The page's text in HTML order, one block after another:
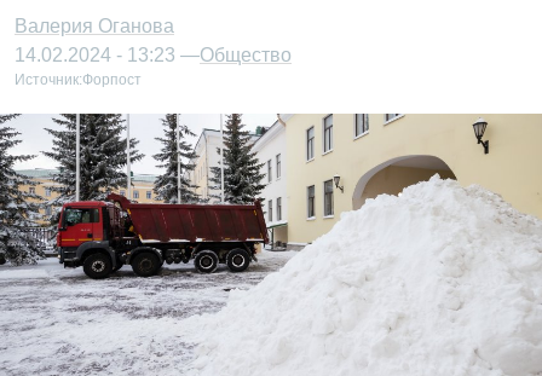
Валерия Оганова
14.02.2024 - 13:23 —Общество
Источник:Форпост